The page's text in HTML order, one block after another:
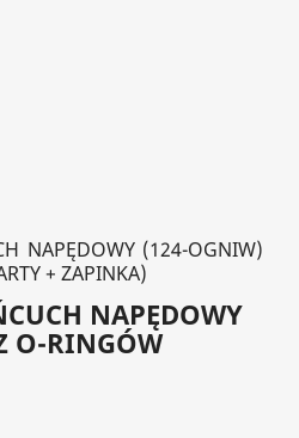
NAPĘDOWY (124-OGNIW)
+ ZAPINKA)
NAPĘDOWY
O-RINGÓW